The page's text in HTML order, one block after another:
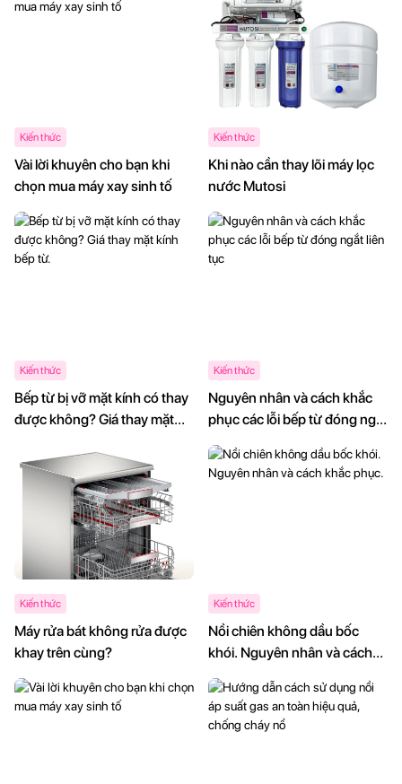
Kiến thức
Vài lời khuyên cho bạn khi
chọn mua máy xay sinh tố
Kiến thức
Khi nào cần thay lõi máy lọc
nước Mutosi
Kiến thức
Bếp từ bị vỡ mặt kính có thay
được không? Giá thay mặt
Kiến thức
Nguyên nhân và cách khắc
phục các lỗi bếp từ đóng ngắt
liên tục
Kiến thức
Máy rửa bát không rửa được
khay trên cùng?
Kiến thức
Nồi chiên không dầu bốc
khói. Nguyên nhân và cách
khắc phục.